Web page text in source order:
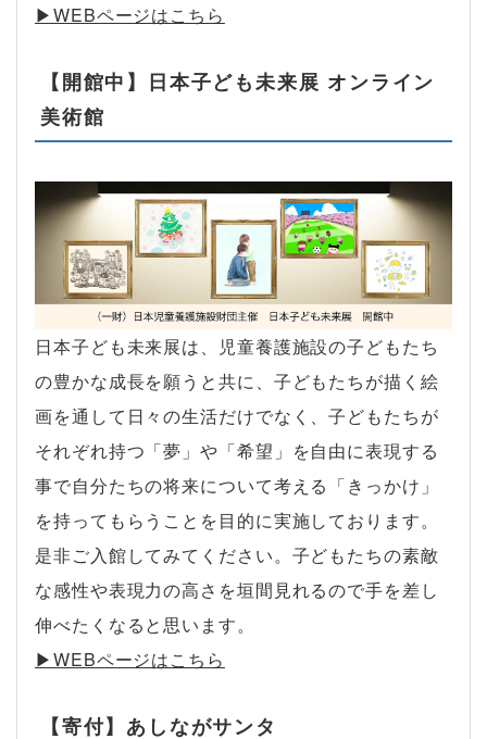
▶︎WEBページはこちら
【開館中】日本子ども未来展 オンライン
美術館
日本子ども未来展は、児童養護施設の子どもたち
の豊かな成長を願うと共に、子どもたちが描く絵
画を通して日々の生活だけでなく、子どもたちが
それぞれ持つ「夢」や「希望」を自由に表現する
事で自分たちの将来について考える「きっかけ」
を持ってもらうことを目的に実施しております。
是非ご入館してみてください。子どもたちの素敵
な感性や表現力の高さを垣間見れるので手を差し
伸べたくなると思います。
▶︎WEBページはこちら
【寄付】あしながサンタ